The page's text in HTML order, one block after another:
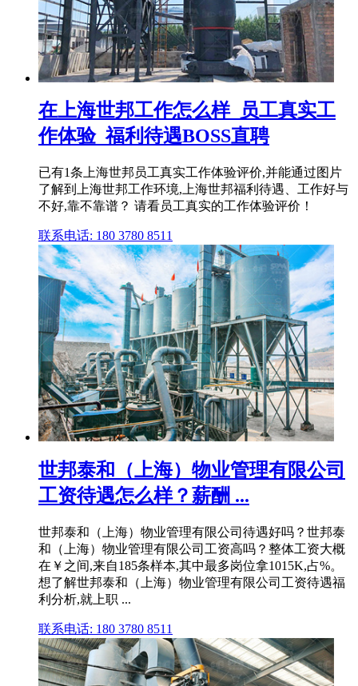
在上海世邦工作怎么样_员工真实工
作体验_福利待遇BOSS直聘
已有1条上海世邦员工真实工作体验评价,并能通过图片
了解到上海世邦工作环境,上海世邦福利待遇、工作好与
不好,靠不靠谱？ 请看员工真实的工作体验评价！
联系电话: 180 3780 8511
世邦泰和（上海）物业管理有限公司
工资待遇怎么样？薪酬 ...
世邦泰和（上海）物业管理有限公司待遇好吗？世邦泰
和（上海）物业管理有限公司工资高吗？整体工资大概
在￥之间,来自185条样本,其中最多岗位拿1015K,占%。
想了解世邦泰和（上海）物业管理有限公司工资待遇福
利分析,就上职 ...
联系电话: 180 3780 8511